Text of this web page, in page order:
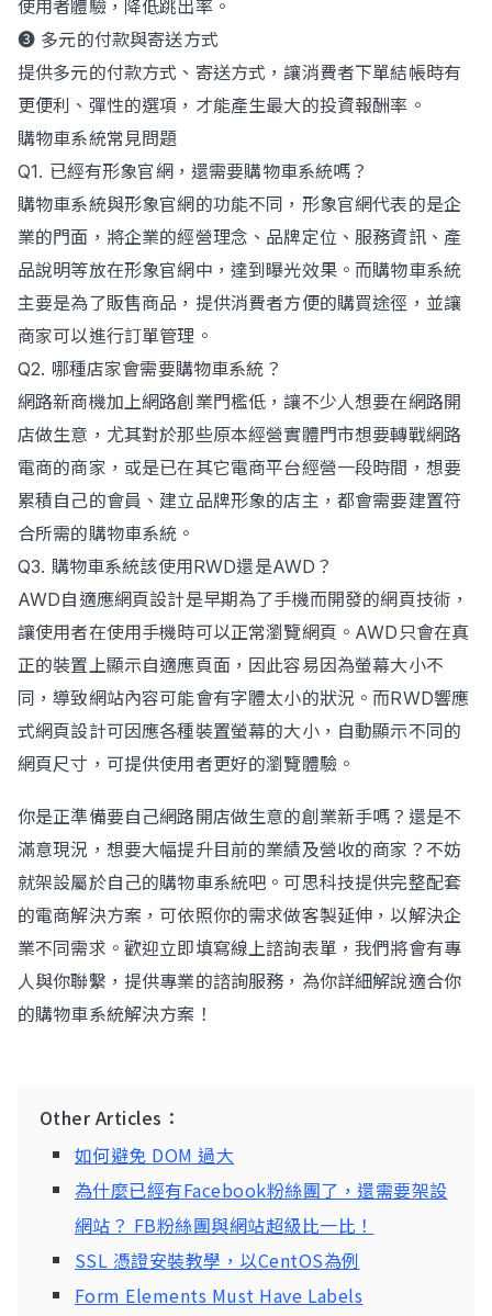
使用者體驗，降低跳出率。
➌ 多元的付款與寄送方式
提供多元的付款方式、寄送方式，讓消費者下單結帳時有
更便利、彈性的選項，才能產生最大的投資報酬率。
購物車系統常見問題
Q1. 已經有形象官網，還需要購物車系統嗎？
購物車系統與形象官網的功能不同，形象官網代表的是企
業的門面，將企業的經營理念、品牌定位、服務資訊、產
品說明等放在形象官網中，達到曝光效果。而購物車系統
主要是為了販售商品，提供消費者方便的購買途徑，並讓
商家可以進行訂單管理。
Q2. 哪種店家會需要購物車系統？
網路新商機加上網路創業門檻低，讓不少人想要在網路開
店做生意，尤其對於那些原本經營實體門市想要轉戰網路
電商的商家，或是已在其它電商平台經營一段時間，想要
累積自己的會員、建立品牌形象的店主，都會需要建置符
合所需的購物車系統。
Q3. 購物車系統該使用RWD還是AWD？
AWD自適應網頁設計是早期為了手機而開發的網頁技術，
讓使用者在使用手機時可以正常瀏覽網頁。AWD只會在真
正的裝置上顯示自適應頁面，因此容易因為螢幕大小不
同，導致網站內容可能會有字體太小的狀況。而RWD響應
式網頁設計可因應各種裝置螢幕的大小，自動顯示不同的
網頁尺寸，可提供使用者更好的瀏覽體驗。
你是正準備要自己網路開店做生意的創業新手嗎？還是不
滿意現況，想要大幅提升目前的業績及營收的商家？不妨
就架設屬於自己的購物車系統吧。可思科技提供完整配套
的電商解決方案，可依照你的需求做客製延伸，以解決企
業不同需求。歡迎立即填寫線上諮詢表單，我們將會有專
人與你聯繫，提供專業的諮詢服務，為你詳細解說適合你
的購物車系統解決方案！
Other Articles：
如何避免 DOM 過大
為什麼已經有Facebook粉絲團了，還需要架設
網站？ FB粉絲團與網站超級比一比！
SSL 憑證安裝教學，以CentOS為例
Form Elements Must Have Labels